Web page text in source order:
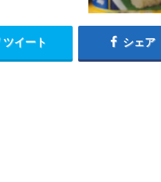
ツイート シェア